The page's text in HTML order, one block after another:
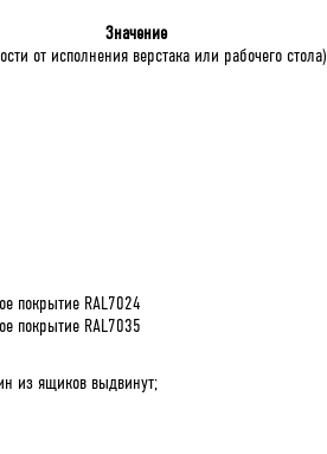
Значение
от исполнения верстака или рабочего стола)
покрытие RAL7024
покрытие RAL7035
из ящиков выдвинут;